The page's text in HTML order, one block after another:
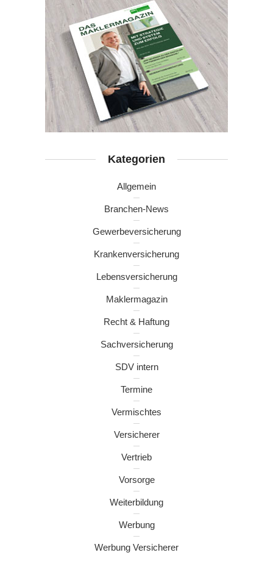
Kategorien
Allgemein
Branchen-News
Gewerbeversicherung
Krankenversicherung
Lebensversicherung
Maklermagazin
Recht & Haftung
Sachversicherung
SDV intern
Termine
Vermischtes
Versicherer
Vertrieb
Vorsorge
Weiterbildung
Werbung
Werbung Versicherer